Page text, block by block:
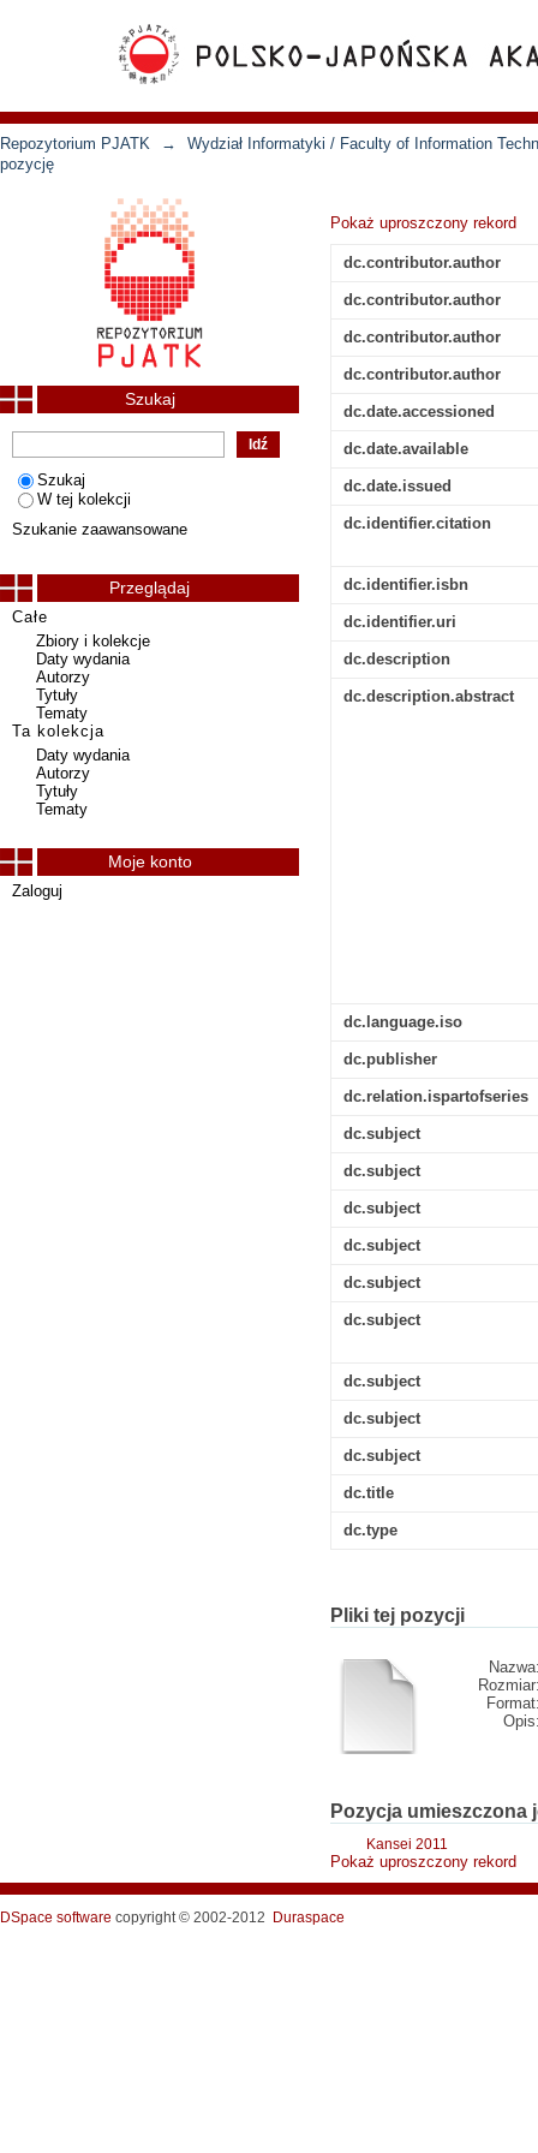
Repozytorium PJATK →
Wydział Informatyki / Faculty of Information
pozycję
Pokaż uproszczony rekord
dc.contributor.author
dc.contributor.author
dc.contributor.author
dc.contributor.author
dc.date.accessioned
dc.date.available
dc.date.issued
dc.identifier.citation
dc.identifier.isbn
dc.identifier.uri
dc.description
dc.description.abstract
dc.language.iso
dc.publisher
dc.relation.ispartofseries
dc.subject
dc.subject
dc.subject
dc.subject
dc.subject
dc.subject
dc.subject
dc.subject
dc.subject
dc.title
dc.type
Pliki tej pozycji
Pozycja
Kansei 2011
Pokaż uproszczony rekord
Szukaj
Szukaj
W tej kolekcji
Szukanie zaawansowane
Przeglądaj
Całe
Zbiory i kolekcje
Daty wydania
Autorzy
Tytuły
Tematy
Ta kolekcja
Daty wydania
Autorzy
Tytuły
Tematy
Moje konto
Zaloguj
DSpace software copyright © 2002-2012 Duraspace